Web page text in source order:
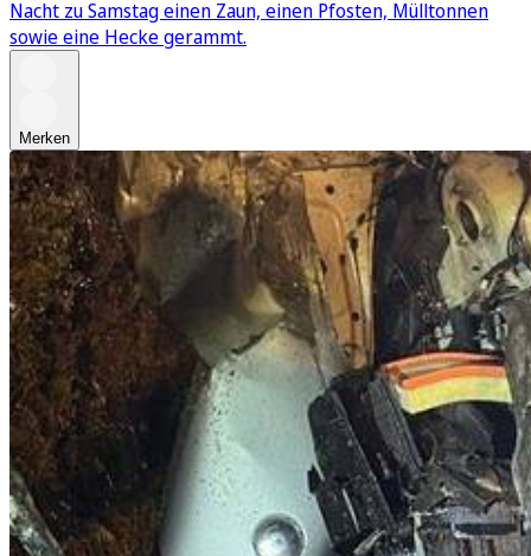
Nacht zu Samstag einen Zaun, einen Pfosten, Mülltonnen
sowie eine Hecke gerammt.
Merken